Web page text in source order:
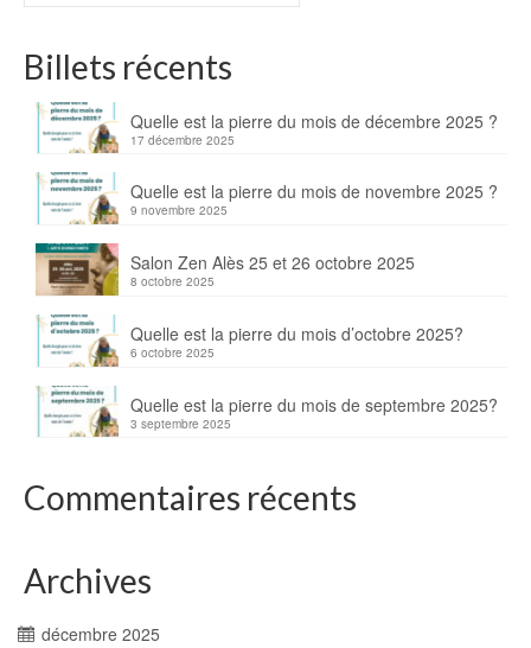
Billets récents
Quelle est la pierre du mois de décembre 2025 ?
17 décembre 2025
Quelle est la pierre du mois de novembre 2025 ?
9 novembre 2025
Salon Zen Alès 25 et 26 octobre 2025
8 octobre 2025
Quelle est la pierre du mois d’octobre 2025?
6 octobre 2025
Quelle est la pierre du mois de septembre 2025?
3 septembre 2025
Commentaires récents
Archives
décembre 2025